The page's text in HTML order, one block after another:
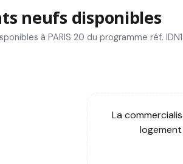
neufs disponibles
à PARIS 20 du programme réf.
La